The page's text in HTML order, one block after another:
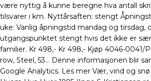
være nyttig å kunne beregne hva antall
tilsvarer i km. Nyttårsaften: stengt
uke: Vanlig åpningstid mandag og tirsdag,
utgangspunktet stengt hvis det ikke er
familier. Kr 498,- Kr 498,- Kjøp 4046-0041/
row, Steel, 53… Denne informasjonen blir
Google Analytics. Les mer Vær, vind og